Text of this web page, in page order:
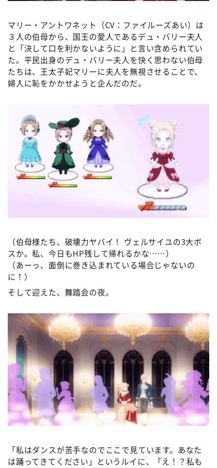
マリー・アントワネット（CV：ファイルーズあい）は
３人の伯母から、国王の愛人であるデュ・バリー夫人
と「決して口を利かないように」と言い含められてい
た。平民出身のデュ・バリー夫人を快く思わない伯母
たちは、王太子妃マリーに夫人を無視させることで、
婦人に恥をかかせようと企んだのだ。
©ラノベアニメ製作委員会
（伯母様たち、破壊力ヤバイ！ ヴェルサイユの3大ボ
スか。私、今日もHP残して帰れるかな……）
（あーっ、面倒に巻き込まれている場合じゃないの
に！）
そして迎えた、舞踏会の夜。
©ラノベアニメ製作委員会
「私はダンスが苦手なのでここで見ています。あなた
は踊ってきてください」というルイに、「え！？私も